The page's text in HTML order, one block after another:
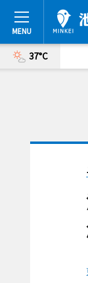
37°C